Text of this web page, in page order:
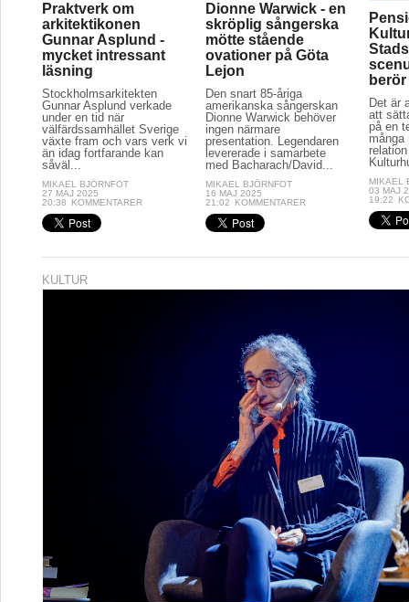
Praktverk om
arkitektikonen
Gunnar Asplund -
mycket intressant
läsning
Stockholmsarkitekten
Gunnar Asplund verkade
under en tid när
välfärdssamhället Sverige
växte fram och vars verk vi
än idag fortfarande kan
såväl...
MIKAEL BJÖRNFOT
27 MAJ 2025
20:38
KOMMENTARER
Dionne Warwick - en
skröplig sångerska
mötte stående
ovationer på Göta
Lejon
Den snart 85-åriga
amerikanska sångerskan
Dionne Warwick behöver
ingen närmare
presentation. Legendaren
levererade i samarbete
med Bacharach/David...
MIKAEL BJÖRNFOT
16 MAJ 2025
21:02
KOMMENTARER
berör
Det är
att
på en
många
MIKAEL
03 MAJ
19:22
KULTUR